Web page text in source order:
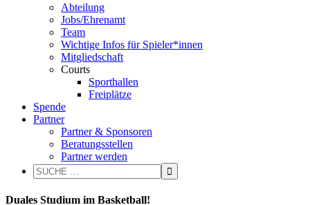
Abteilung
Jobs/Ehrenamt
Team
Wichtige Infos für Spieler*innen
Mitgliedschaft
Courts
Sporthallen
Freiplätze
Spende
Partner
Partner & Sponsoren
Beratungsstellen
Partner werden
Duales Studium im Basketball!